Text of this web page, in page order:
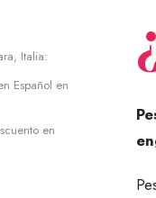
Italia:
Español en
en